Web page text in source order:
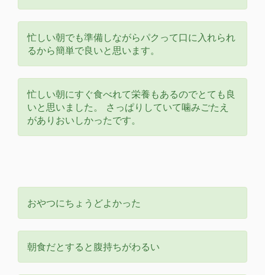
忙しい朝でも準備しながらパクって口に入れられ
るから簡単で良いと思います。
忙しい朝にすぐ食べれて栄養もあるのでとても良
いと思いました。 さっぱりしていて噛みごたえ
がありおいしかったです。
おやつにちょうどよかった
朝食だとすると腹持ちがわるい